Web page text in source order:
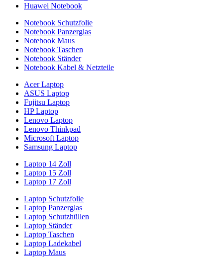
Huawei Notebook
Notebook Schutzfolie
Notebook Panzerglas
Notebook Maus
Notebook Taschen
Notebook Ständer
Notebook Kabel & Netzteile
Acer Laptop
ASUS Laptop
Fujitsu Laptop
HP Laptop
Lenovo Laptop
Lenovo Thinkpad
Microsoft Laptop
Samsung Laptop
Laptop 14 Zoll
Laptop 15 Zoll
Laptop 17 Zoll
Laptop Schutzfolie
Laptop Panzerglas
Laptop Schutzhüllen
Laptop Ständer
Laptop Taschen
Laptop Ladekabel
Laptop Maus